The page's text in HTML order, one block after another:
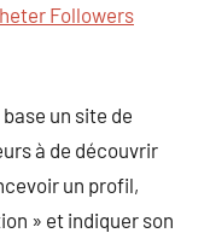
Followers
un site de
à de découvrir
un profil,
» et indiquer son